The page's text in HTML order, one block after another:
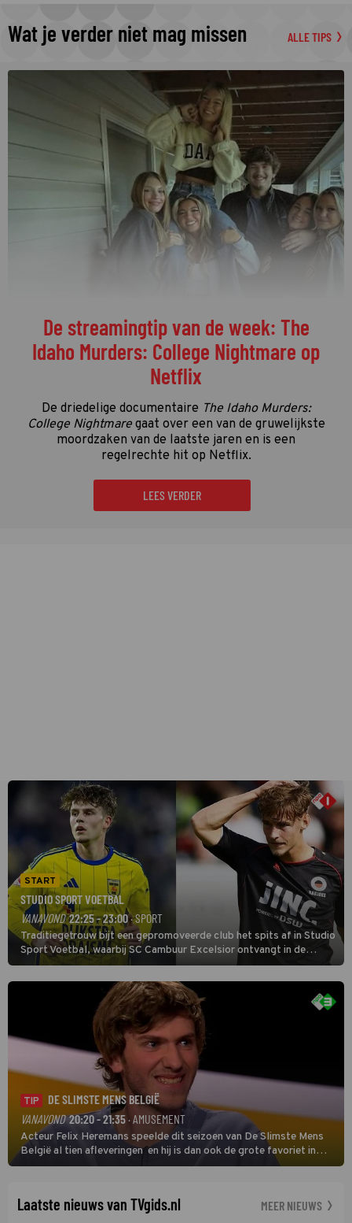
Wat je verder niet mag missen ALLE TIPS
De streamingtip van de week: The
Idaho Murders: College Nightmare op
Netflix
De driedelige documentaire The Idaho Murders:
College Nightmaregaat over een van de gruwelijkste
moordzaken van de laatste jaren en is een
regelrechte hit op Netflix.
LEES VERDER
START
STUDIO SPORT VOETBAL
VANAVOND 22:25 - 23:00· SPORT
Traditiegetrouw bijt een gepromoveerde club het spits af in Studio
Sport Voetbal, waarbij SC Cambuur Excelsior ontvangt in de
eerste wedstrijd van het nieuwe Eredivisieseizoen. De nieuwe
oefenmeester is Johan Plat en hij wil aanvallend voetballen.
TIP
DE SLIMSTE MENS BELGIË
VANAVOND 20:20 - 21:35· AMUSEMENT
Acteur Felix Heremans speelde dit seizoen van De Slimste Mens
België al tien afleveringen en hij is dan ook de grote favoriet in
deze seizoensfinale. En er is Nederlandse inbreng, want komiek
Laatste nieuws van TVgids.nl MEER NIEUWS